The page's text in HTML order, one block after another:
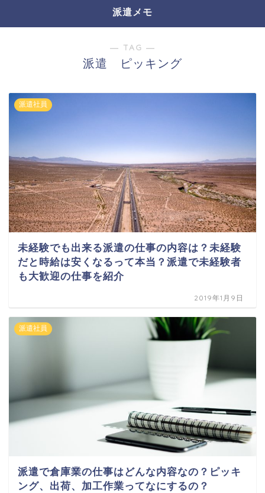
派遣メモ
― TAG ―
派遣 ピッキング
派遣社員
未経験でも出来る派遣の仕事の内容は？未経験
だと時給は安くなるって本当？派遣で未経験者
も大歓迎の仕事を紹介
2019年1月9日
派遣社員
派遣で倉庫業の仕事はどんな内容なの？ピッキ
ング、出荷、加工作業ってなにするの？